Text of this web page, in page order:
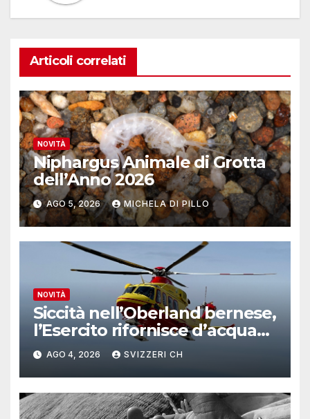
Articoli correlati
NOVITÀ
Niphargus Animale di Grotta
dell’Anno 2026
AGO 5, 2026 MICHELA DI PILLO
NOVITÀ
Siccità nell’Oberland bernese,
l’Esercito rifornisce d’acqua
due alpeggi
AGO 4, 2026 SVIZZERI CH